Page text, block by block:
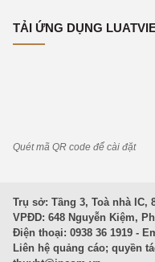
TẢI ỨNG DỤNG
Quét mã QR code để cài đặt
Trụ sở: Tầng 3, Toà nhà IC,
VPĐD: 648 Nguyễn Kiệm,
Điện thoại: 0938 36 1919 -
Liên hệ quảng cáo; quyền